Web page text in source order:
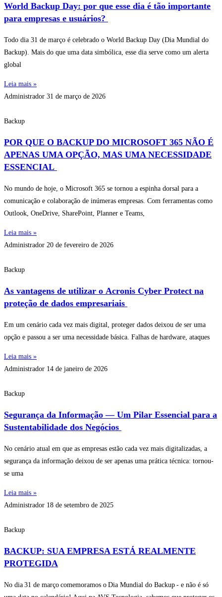
World Backup Day: por que esse dia é tão importante
para empresas e usuários?
Todo dia 31 de março é celebrado o World Backup Day (Dia Mundial do
Backup). Mais do que uma data simbólica, esse dia serve como um alerta
global
Leia mais »
Administrador 31 de março de 2026
Backup
POR QUE O BACKUP DO MICROSOFT 365 NÃO É
APENAS UMA OPÇÃO, MAS UMA NECESSIDADE
ESSENCIAL
No mundo de hoje, o Microsoft 365 se tornou a espinha dorsal para a
comunicação e colaboração de inúmeras empresas. Com ferramentas como
Outlook, OneDrive, SharePoint, Planner e Teams,
Leia mais »
Administrador 20 de fevereiro de 2026
Backup
As vantagens de utilizar o Acronis Cyber Protect na
proteção de dados empresariais
Em um cenário cada vez mais digital, proteger dados deixou de ser uma
opção e passou a ser uma necessidade básica. Falhas de hardware, ataques
Leia mais »
Administrador 14 de janeiro de 2026
Backup
Segurança da Informação — Um Pilar Essencial para a
Sustentabilidade dos Negócios
No cenário atual em que as empresas estão cada vez mais digitalizadas, a
segurança da informação deixou de ser apenas uma prática técnica: tornou-
se uma
Leia mais »
Administrador 18 de setembro de 2025
Backup
BACKUP: SUA EMPRESA ESTÁ REALMENTE
PROTEGIDA
No dia 31 de março comemoramos o Dia Mundial do Backup - e não é só